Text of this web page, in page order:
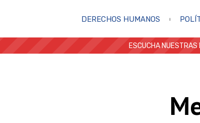
DERECHOS HUMANOS
ESCUCHA NUESTRAS